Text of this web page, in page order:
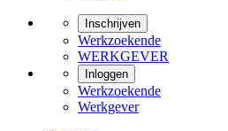
Inschrijven
Werkzoekende
WERKGEVER
Inloggen
Werkzoekende
Werkgever